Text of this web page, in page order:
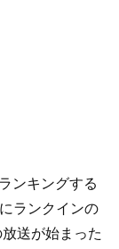
ンキングする
ランクインの
送が始まった